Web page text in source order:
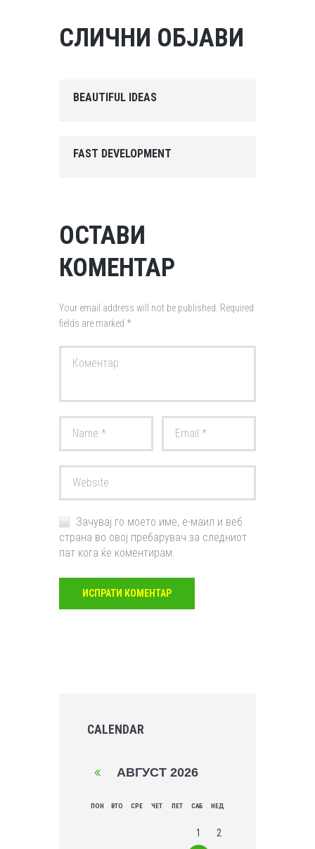
СЛИЧНИ ОБЈАВИ
BEAUTIFUL IDEAS
FAST DEVELOPMENT
ОСТАВИ
КОМЕНТАР
Your email address will not be published. Required
fields are marked *
Зачувај го моето име, е-маил и веб
страна во овој пребарувач за следниот
пат кога ќе коментирам.
CALENDAR
АВГУСТ 2026
ПОН ВТО СРЕ ЧЕТ ПЕТ САБ НЕД
1 2